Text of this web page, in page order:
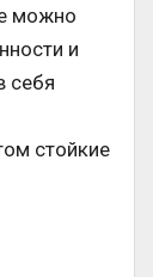
можно
и
себя
стойкие